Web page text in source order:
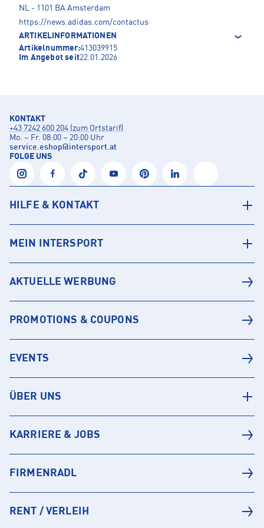
NL - 1101 BA Amsterdam
https://news.adidas.com/contactus
ARTIKELINFORMATIONEN
Artikelnummer:413039915
Im Angebot seit22.01.2026
KONTAKT
+43 7242 600 204 (zum Ortstarif)
Mo. – Fr. 08:00 – 20:00 Uhr
service.eshop@intersport.at
FOLGE UNS
HILFE & KONTAKT
MEIN INTERSPORT
AKTUELLE WERBUNG
PROMOTIONS & COUPONS
EVENTS
ÜBER UNS
KARRIERE & JOBS
FIRMENRADL
RENT / VERLEIH